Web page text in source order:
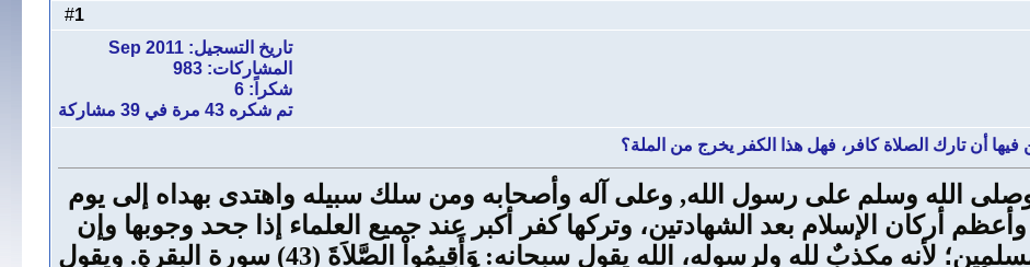
1
تاريخ التسجيل: Sep 2011
المشاركات: 983
شكراً: 6
تم شكره 43 مرة في 39 مشاركة
أن تارك الصلاة كافر، فهل هذا الكفر يخرج من الملة؟
الله وسلم على رسول الله, وعلى آله وأصحابه ومن سلك سبيله واهتدى بهداه إلى يوم
وأعظم أركان الإسلام بعد الشهادتين، وتركها كفر أكبر عند جميع العلماء إذا جحد وجوبها وإن
صلى، إذا جحد وجوبها كفر بإجماع المسلمين؛ لأنه مكذبٌ لله ولرسوله، الله يقول سبحانه: وَأَقِيمُواْ الصَّلاَةَ (43) سورة البقرة. ويقول